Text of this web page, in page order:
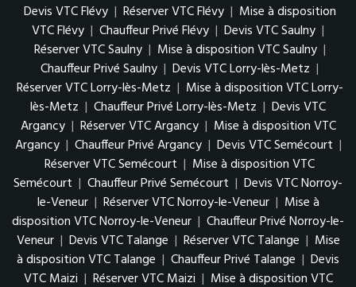
Devis VTC Flévy | Réserver VTC Flévy | Mise à disposition
VTC Flévy | Chauffeur Privé Flévy | Devis VTC Saulny |
Réserver VTC Saulny | Mise à disposition VTC Saulny |
Chauffeur Privé Saulny | Devis VTC Lorry-lès-Metz |
Réserver VTC Lorry-lès-Metz | Mise à disposition VTC Lorry-
lès-Metz | Chauffeur Privé Lorry-lès-Metz | Devis VTC
Argancy | Réserver VTC Argancy | Mise à disposition VTC
Argancy | Chauffeur Privé Argancy | Devis VTC Semécourt |
Réserver VTC Semécourt | Mise à disposition VTC
Semécourt | Chauffeur Privé Semécourt | Devis VTC Norroy-
le-Veneur | Réserver VTC Norroy-le-Veneur | Mise à
disposition VTC Norroy-le-Veneur | Chauffeur Privé Norroy-le-
Veneur | Devis VTC Talange | Réserver VTC Talange | Mise
à disposition VTC Talange | Chauffeur Privé Talange | Devis
VTC Maizi | Réserver VTC Maizi | Mise à disposition VTC